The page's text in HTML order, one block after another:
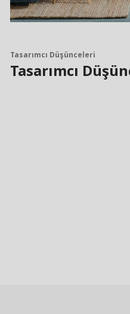
Tasarımcı Düşünceleri
Tasarımcı